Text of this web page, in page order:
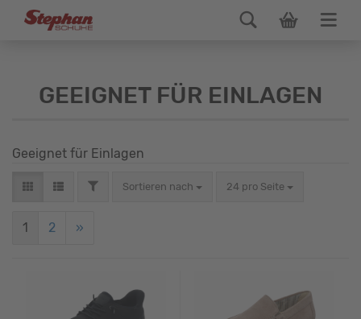
GEEIGNET FÜR EINLAGEN
Geeignet für Einlagen
Sortieren nach 24 pro Seite
1 2 »